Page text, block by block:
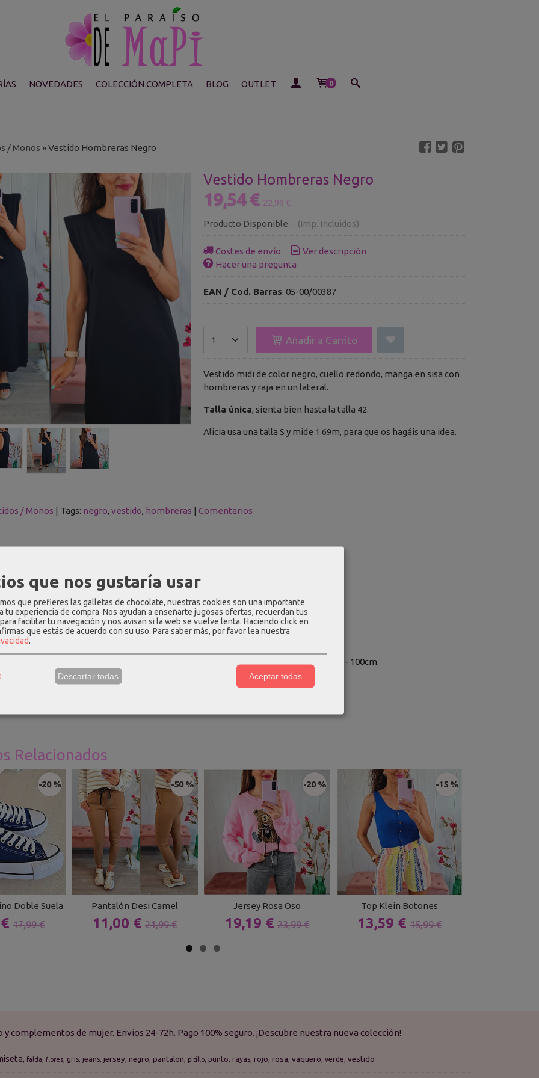
NOVEDADES COLECCIÓN COMPLETA BLOG OUTLET 0
/ Monos »Vestido Hombreras Negro
Vestido Hombreras Negro
19,54 € 22,99 €
Producto Disponible - (Imp. Incluidos)
Costes de envío
Ver descripción
Hacer una pregunta
EAN / Cod. Barras: 05-00/00387
Añadir a Carrito
Vestido midi de color negro, cuello redondo, manga en sisa con
hombreras y raja en un lateral.
Talla única, sienta bien hasta la talla 42.
Alicia usa una talla S y mide 1.69m, para que os hagáis una idea.
/ Monos | Tags: negro vestido hombreras | Comentarios
de color negro, cuello redondo, manga en sisa con hombreras y raja en un lateral.
hasta la talla 42.
:95% algodón - 5% elastano
largo - 129cm, hombros - 42cm, pecho - 104cm, cintura 100cm, cadera - 100cm.
talla S y mide 1.69m, para que os hagáis una idea.
Relacionados
-20 %
Doble Suela
17,99 €
-50 %
Pantalón Desi Camel
11,00 € 21,99 €
-20 %
Jersey Rosa Oso
19,19 € 23,99 €
-15 %
Top Klein Botones
13,59 € 15,99 €
complementos de mujer. Envíos 24-72h. Pago 100% seguro. ¡Descubre nuestra nueva colección!
falda flores gris jeans jersey negro pantalon pitillo punto rayas rojo rosa vaquero verde vestido
que nos gustaría usar
que prefieres las galletas de chocolate, nuestras cookies son una importante
tu experiencia de compra. Nos ayudan a enseñarte jugosas ofertas, recuerdan tus
facilitar tu navegación y nos avisan si la web se vuelve lenta. Haciendo click en
que estás de acuerdo con su uso. Para saber más, por favor lea nuestra
.
Descartar todas Aceptar todas